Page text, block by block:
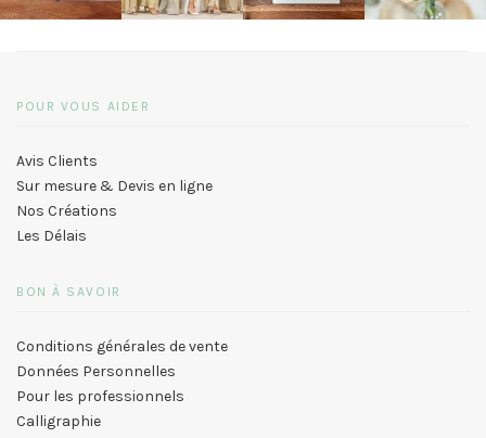
POUR VOUS AIDER
Avis Clients
Sur mesure & Devis en ligne
Nos Créations
Les Délais
BON À SAVOIR
Conditions générales de vente
Données Personnelles
Pour les professionnels
Calligraphie